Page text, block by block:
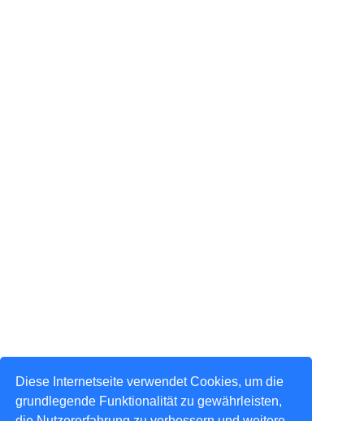
Diese Internetseite verwendet Cookies, um die
grundlegende Funktionalität zu gewährleisten,